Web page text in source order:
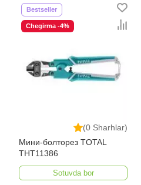
(0 Sharhlar)
Bestseller
Вибратор для бетона EPA
EBV-1100
Sotuvda bor